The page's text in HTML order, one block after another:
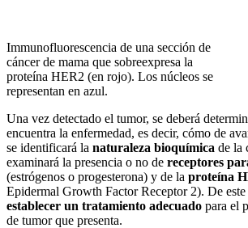
Immunofluorescencia de una sección de
cáncer de mama que sobreexpresa la
proteína HER2 (en rojo). Los núcleos se
representan en azul.
Una vez detectado el tumor, se deberá
encuentra la enfermedad, es decir, cómo de
se identificará la naturaleza bioquímica de la
examinará la presencia o no de receptores
(estrógenos o progesterona) y de la proteína
Epidermal Growth Factor Receptor 2). De este
establecer un tratamiento adecuado para el
de tumor que presenta.